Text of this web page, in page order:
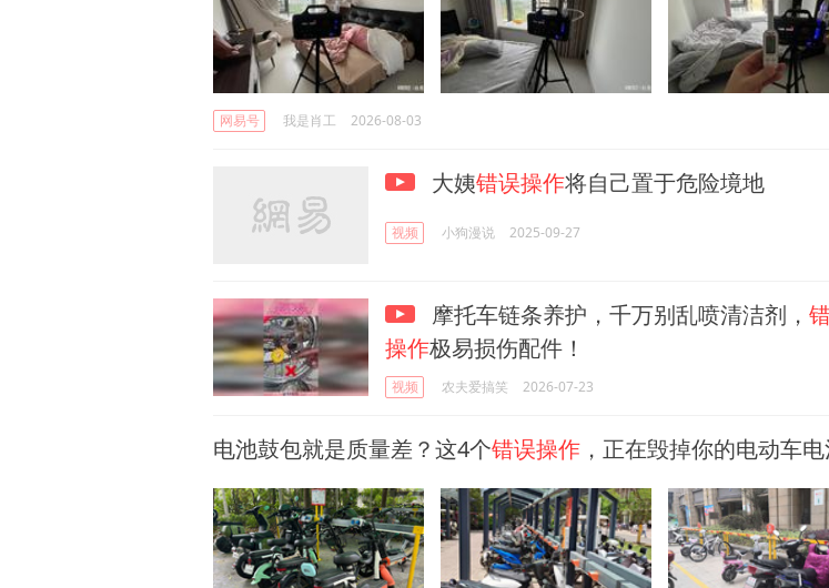
网易号 我是肖工 2026-08-03
大姨错误操作将自己置于危险境地
视频 小狗漫说 2025-09-27
摩托车链条养护，千万别乱喷清洁剂，
操作极易损伤配件！
视频 农夫爱搞笑 2026-07-23
电池鼓包就是质量差？这4个错误操作 ，正在毁掉你的电动车